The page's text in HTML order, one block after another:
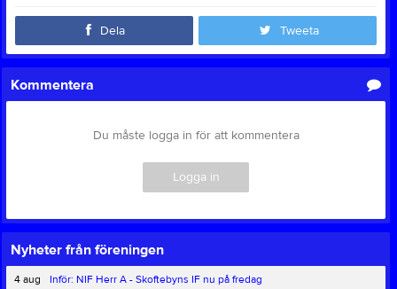
Dela Tweeta
Kommentera
Du måste logga in för att kommentera
Logga in
Nyheter från föreningen
4 aug
Inför: NIF Herr A - Skoftebyns IF nu på fredag